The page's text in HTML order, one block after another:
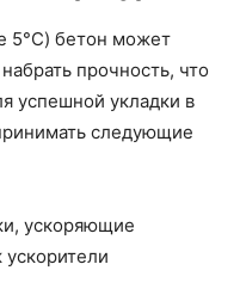
5°C) бетон может
прочность, что
успешной укладки в
следующие
ускоряющие
ускорители